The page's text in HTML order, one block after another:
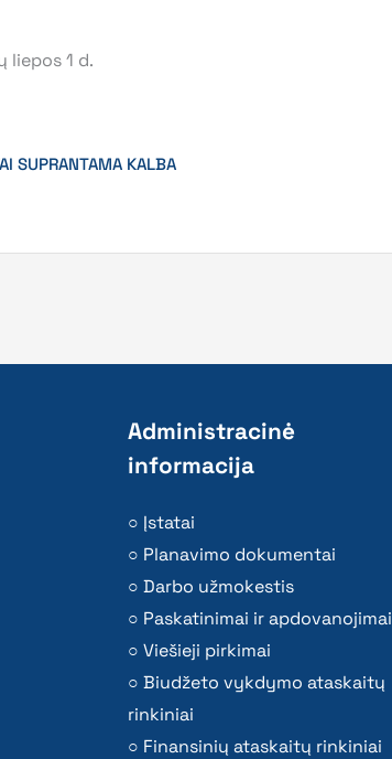
liepos 1 d.
SUPRANTAMA KALBA
Administracinė
informacija
Įstatai
Planavimo dokumentai
Darbo užmokestis
Paskatinimai ir apdovanojimai
Viešieji pirkimai
Biudžeto vykdymo ataskaitų
rinkiniai
Finansinių ataskaitų rinkiniai